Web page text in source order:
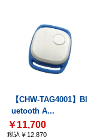
【CHW-TAG4001】Bl
uetooth A...
￥11,700
税込￥12,870